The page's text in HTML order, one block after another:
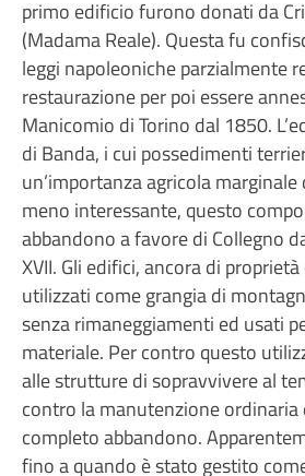
primo edificio furono donati da
(Madama Reale). Questa fu
leggi napoleoniche parzialmente
restaurazione per poi essere
Manicomio di Torino dal 1850.
di Banda, i cui possedimenti
un’importanza agricola
meno interessante, questo
abbandono a favore di Collegno
XVII. Gli edifici, ancora di
utilizzati come grangia di
senza rimaneggiamenti ed usati
materiale. Per contro questo
alle strutture di sopravvivere al
contro la manutenzione
completo abbandono.
fino a quando è stato gestito